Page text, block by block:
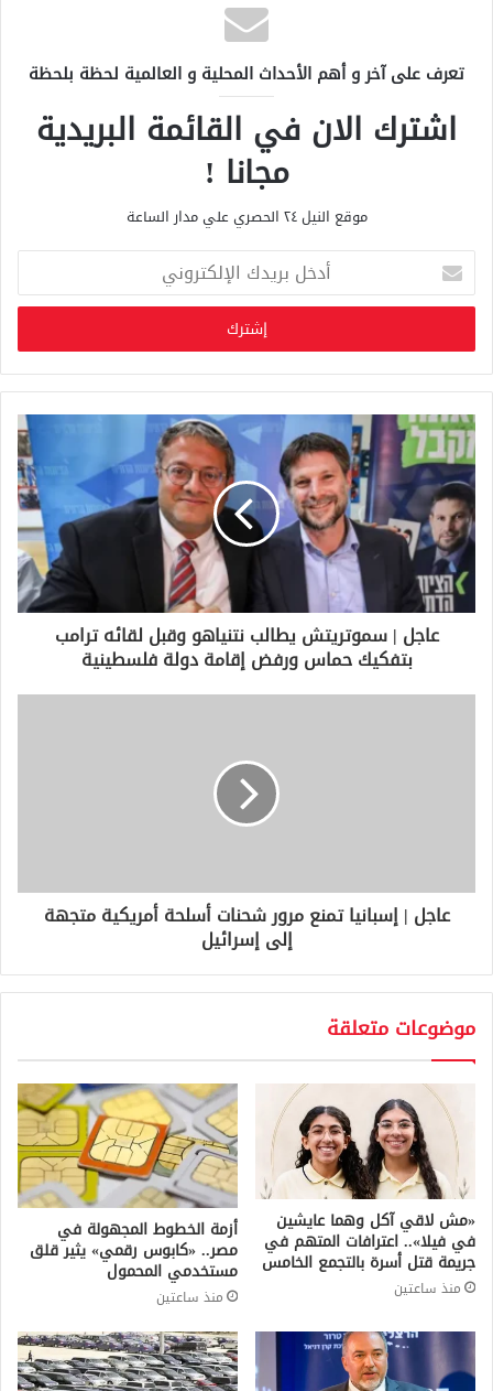
تعرف على آخر و أهم الأحداث المحلية و العالمية لحظة بلحظة
اشترك الان في القائمة البريدية
مجانا !
موقع النيل ٢٤ الحصري علي مدار الساعة
خ
ب
ر
ي
د
ك
ا
ل
إ
ل
ر
عاجل | سموتريتش يطالب نتنياهو وقبل لقائه ترامب
بتفكيك حماس ورفض إقامة دولة فلسطينية
عاجل | إسبانيا تمنع مرور شحنات أسلحة أمريكية متجهة
إلى إسرائيل
موضوعات متعلقة
«مش لاقي آكل وهما عايشين
في فيلا».. اعترافات المتهم في
جريمة قتل أسرة بالتجمع الخامس
منذ ساعتين
أزمة الخطوط المجهولة في
مصر.. «كابوس رقمي» يثير قلق
مستخدمي المحمول
منذ ساعتين